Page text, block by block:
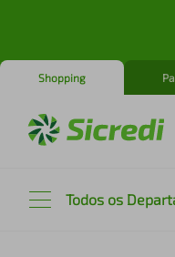
Shopping
Todos os